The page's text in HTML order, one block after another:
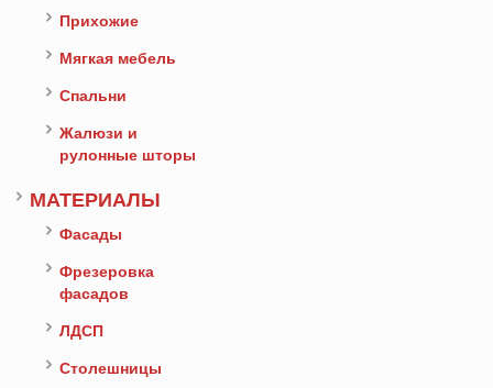
Прихожие
Мягкая мебель
Спальни
Жалюзи и
рулонные шторы
МАТЕРИАЛЫ
Фасады
Фрезеровка
фасадов
ЛДСП
Столешницы